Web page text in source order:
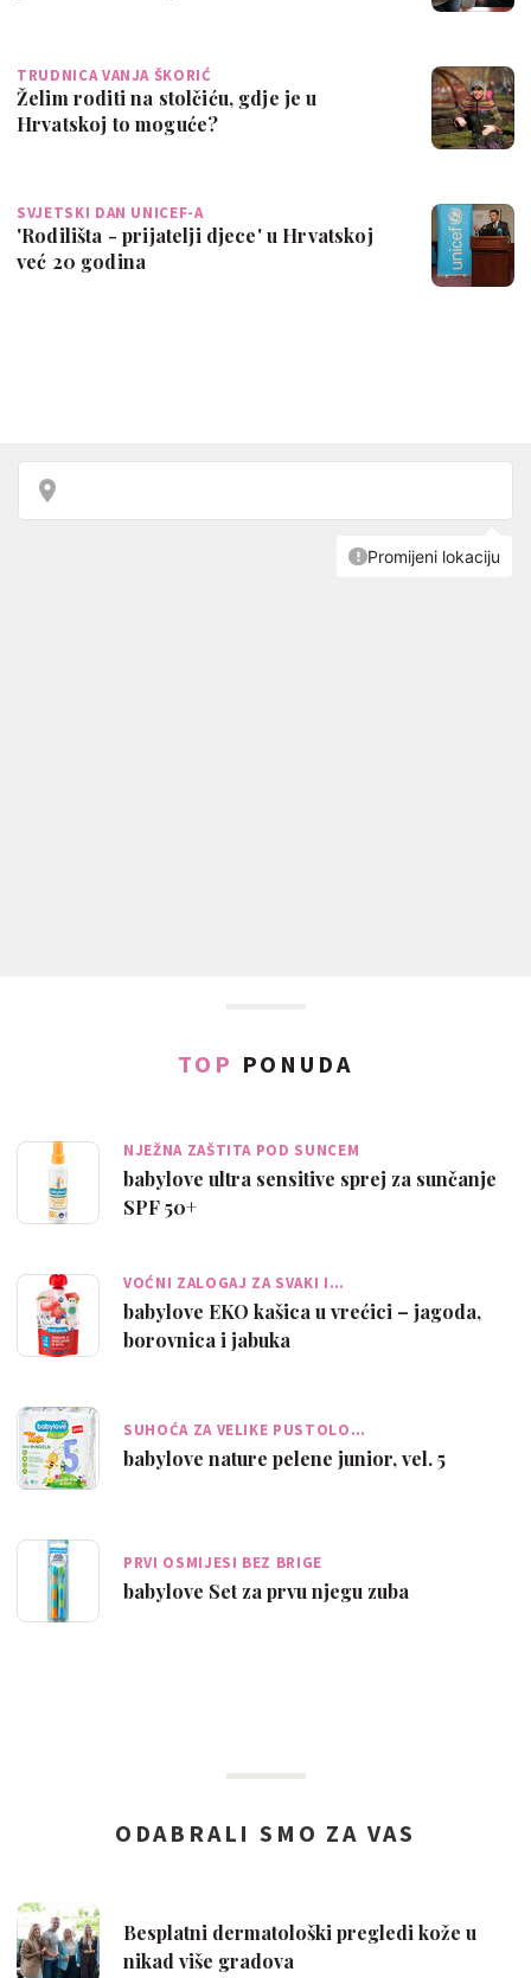
TRUDNICA VANJA ŠKORIĆ
Želim roditi na stolčiću, gdje je u
Hrvatskoj to moguće?
SVJETSKI DAN UNICEF-A
'Rodilišta - prijatelji djece' u Hrvatskoj
već 20 godina
TOP PONUDA
NJEŽNA ZAŠTITA POD SUNCEM
babylove ultra sensitive sprej za sunčanje
SPF 50+
VOĆNI ZALOGAJ ZA SVAKI I…
babylove EKO kašica u vrećici – jagoda,
borovnica i jabuka
SUHOĆA ZA VELIKE PUSTOLO…
babylove nature pelene junior, vel. 5
PRVI OSMIJESI BEZ BRIGE
babylove Set za prvu njegu zuba